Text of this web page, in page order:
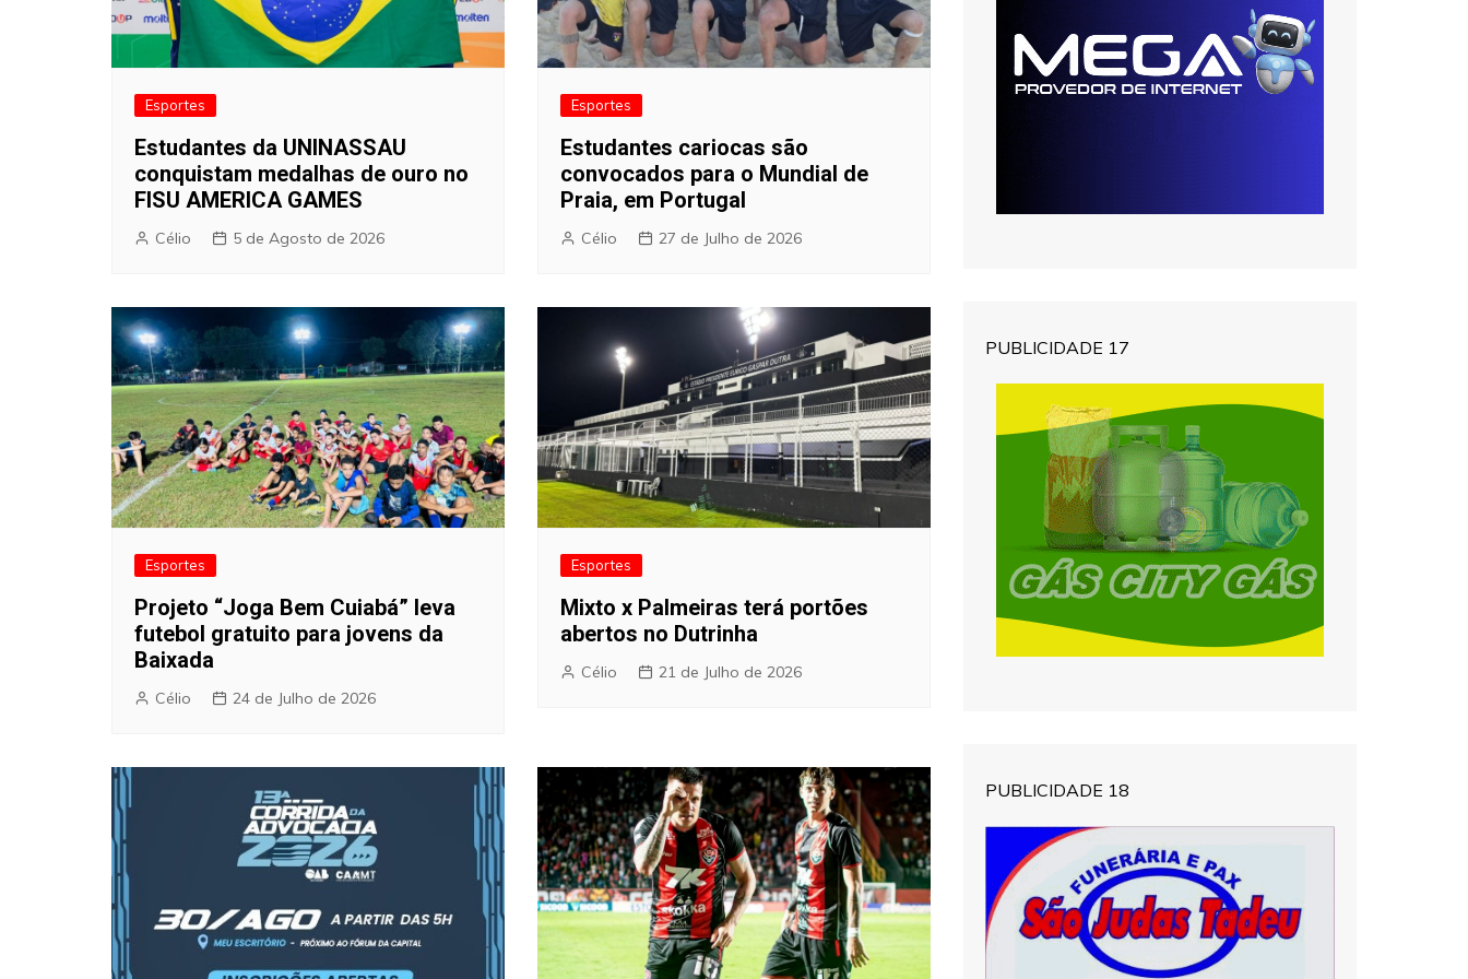
Esportes
Estudantes da UNINASSAU
conquistam medalhas de ouro no
FISU AMERICA GAMES
Célio 5 de Agosto de 2026
Esportes
Estudantes cariocas são
convocados para o Mundial de
Praia, em Portugal
Célio 27 de Julho de 2026
Esportes
Projeto “Joga Bem Cuiabá” leva
futebol gratuito para jovens da
Baixada
Célio 24 de Julho de 2026
Esportes
Mixto x Palmeiras terá portões
abertos no Dutrinha
Célio 21 de Julho de 2026
PUBLICIDADE 17
PUBLICIDADE 18